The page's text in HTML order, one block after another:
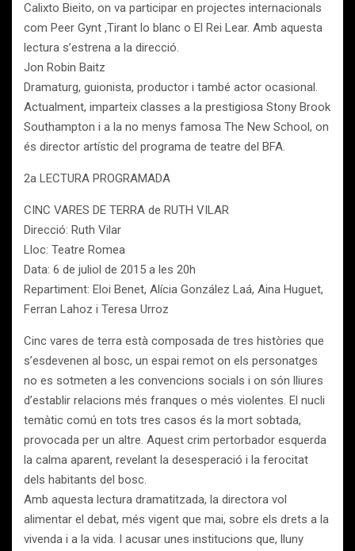
Calixto Bieito, on va participar en projectes internacionals
com Peer Gynt ,Tirant lo blanc o El Rei Lear. Amb aquesta
lectura s’estrena a la direcció.
Jon Robin Baitz
Dramaturg, guionista, productor i també actor ocasional.
Actualment, imparteix classes a la prestigiosa Stony Brook
Southampton i a la no menys famosa The New School, on
és director artístic del programa de teatre del BFA.
2a LECTURA PROGRAMADA
CINC VARES DE TERRA de RUTH VILAR
Direcció: Ruth Vilar
Lloc: Teatre Romea
Data: 6 de juliol de 2015 a les 20h
Repartiment: Eloi Benet, Alícia González Laá, Aina Huguet,
Ferran Lahoz i Teresa Urroz
Cinc vares de terra està composada de tres històries que
s’esdevenen al bosc, un espai remot on els personatges
no es sotmeten a les convencions socials i on són lliures
d’establir relacions més franques o més violentes. El nucli
temàtic comú en tots tres casos és la mort sobtada,
provocada per un altre. Aquest crim pertorbador esquerda
la calma aparent, revelant la desesperació i la ferocitat
dels habitants del bosc.
Amb aquesta lectura dramatitzada, la directora vol
alimentar el debat, més vigent que mai, sobre els drets a la
vivenda i a la vida. I acusar unes institucions que, lluny